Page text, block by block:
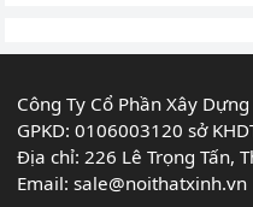
Công Ty Cổ Phần Xây
GPKD: 0106003120 sở
Địa chỉ: 226 Lê Trọng Tấn,
Email:sale@noithatxinh.vn